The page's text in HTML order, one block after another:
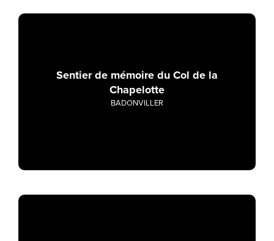
Sentier de mémoire du Col de la
Chapelotte
BADONVILLER